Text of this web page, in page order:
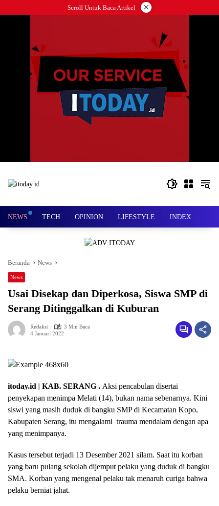
ke
Scroll Untuk Baca Artikel ×
NEWS TECH OPINION LIFESTYLE INDEX
Beranda News
News
Usai Disekap dan Diperkosa, Siswa SMP di
Serang Ditinggalkan di Kuburan
Redaksi
3 Min Baca
4 Januari 2022
itoday.id | KAB. SERANG . Aksi pencabulan disertai
penyekapan menimpa Melati (14), bukan nama sebenarnya. Kini
siswi yang masih duduk di bangku SMP di Kecamatan Kopo,
Kabupaten Serang, itu mengalami trauma mendalam dengan apa
yang menimpanya.
Kasus tersebut terjadi 13 Desember 2021 silam. Saat itu korban
yang baru pulang sekolah dijemput pelaku yang duduk di bangku
SMA. Korban yang mengenal pelaku tak menaruh curiga bahwa
pelaku berniat jahat.